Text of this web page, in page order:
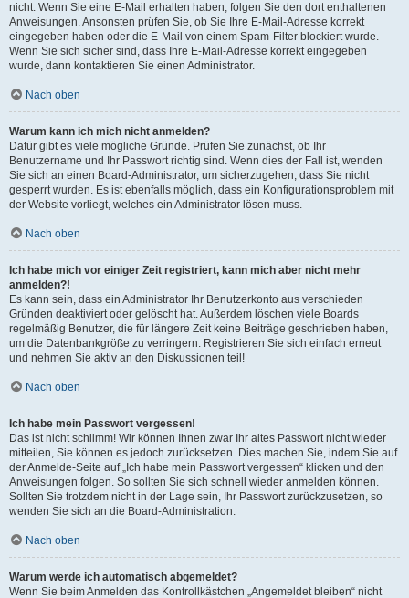
nicht. Wenn Sie eine E-Mail erhalten haben, folgen Sie den dort enthaltenen
Anweisungen. Ansonsten prüfen Sie, ob Sie Ihre E-Mail-Adresse korrekt
eingegeben haben oder die E-Mail von einem Spam-Filter blockiert wurde.
Wenn Sie sich sicher sind, dass Ihre E-Mail-Adresse korrekt eingegeben
wurde, dann kontaktieren Sie einen Administrator.
Nach oben
Warum kann ich mich nicht anmelden?
Dafür gibt es viele mögliche Gründe. Prüfen Sie zunächst, ob Ihr
Benutzername und Ihr Passwort richtig sind. Wenn dies der Fall ist, wenden
Sie sich an einen Board-Administrator, um sicherzugehen, dass Sie nicht
gesperrt wurden. Es ist ebenfalls möglich, dass ein Konfigurationsproblem mit
der Website vorliegt, welches ein Administrator lösen muss.
Nach oben
Ich habe mich vor einiger Zeit registriert, kann mich aber nicht mehr
anmelden?!
Es kann sein, dass ein Administrator Ihr Benutzerkonto aus verschieden
Gründen deaktiviert oder gelöscht hat. Außerdem löschen viele Boards
regelmäßig Benutzer, die für längere Zeit keine Beiträge geschrieben haben,
um die Datenbankgröße zu verringern. Registrieren Sie sich einfach erneut
und nehmen Sie aktiv an den Diskussionen teil!
Nach oben
Ich habe mein Passwort vergessen!
Das ist nicht schlimm! Wir können Ihnen zwar Ihr altes Passwort nicht wieder
mitteilen, Sie können es jedoch zurücksetzen. Dies machen Sie, indem Sie auf
der Anmelde-Seite auf „Ich habe mein Passwort vergessen“ klicken und den
Anweisungen folgen. So sollten Sie sich schnell wieder anmelden können.
Sollten Sie trotzdem nicht in der Lage sein, Ihr Passwort zurückzusetzen, so
wenden Sie sich an die Board-Administration.
Nach oben
Warum werde ich automatisch abgemeldet?
Wenn Sie beim Anmelden das Kontrollkästchen „Angemeldet bleiben“ nicht